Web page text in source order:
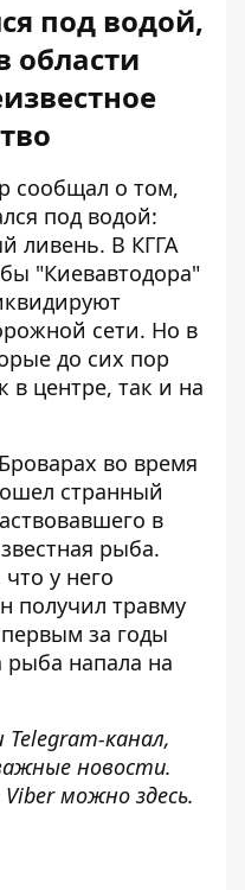
под водой,
области
сообщал о том,
под водой:
ливень. В КГГА
"Киевавтодора"
сети. Но в
до сих пор
в центре, так и на
во время
странный
в
рыба.
у него
получил травму
первым за годы
рыба напала на
Telegram-канал,
новости.
Viber можно здесь.